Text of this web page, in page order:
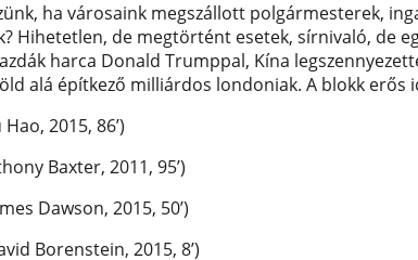
ha városaink megszállott polgármesterek,
Hihetetlen, de megtörtént esetek, sírnivaló, de
harca Donald Trumppal, Kína
alá építkező milliárdos londoniak. A blokk erős
2015, 86’)
Baxter, 2011, 95’)
Dawson, 2015, 50’)
Borenstein, 2015, 8’)